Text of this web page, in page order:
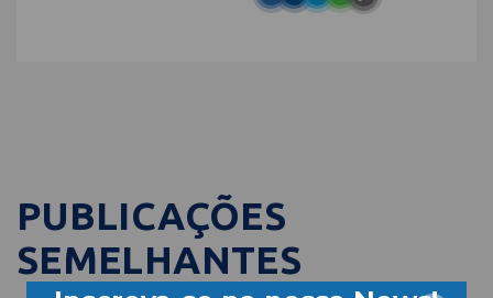
PUBLICAÇÕES
SEMELHANTES